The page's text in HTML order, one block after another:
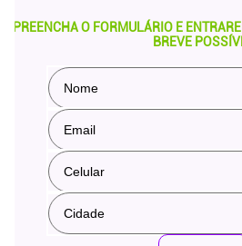
PREENCHA O FORMULÁRIO E
BREVE